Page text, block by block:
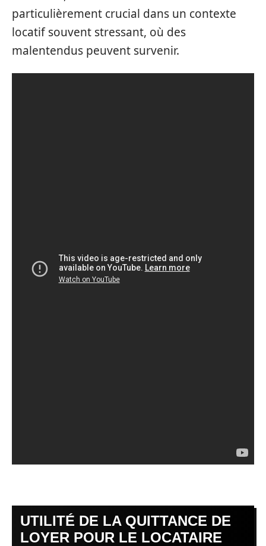
particulièrement crucial dans un contexte
locatif souvent stressant, où des
malentendus peuvent survenir.
UTILITÉ DE LA QUITTANCE DE
LOYER POUR LE LOCATAIRE